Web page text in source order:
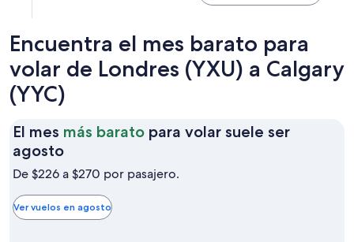
Encuentra el mes barato para
volar de Londres (YXU) a Calgary
(YYC)
El mes más barato para volar suele ser
agostoEl
mes
barato
para
De $226 a $270 por pasajero.
Ver vuelos en agosto